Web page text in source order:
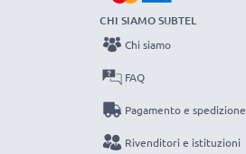
CHI SIAMO SUBTEL
Chi siamo
FAQ
Pagamento e spedizione
Rivenditori e istituzioni